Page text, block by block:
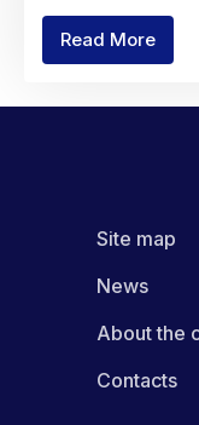
Read More
Студенти
надання
послуг
Site map
News
About the
Contacts